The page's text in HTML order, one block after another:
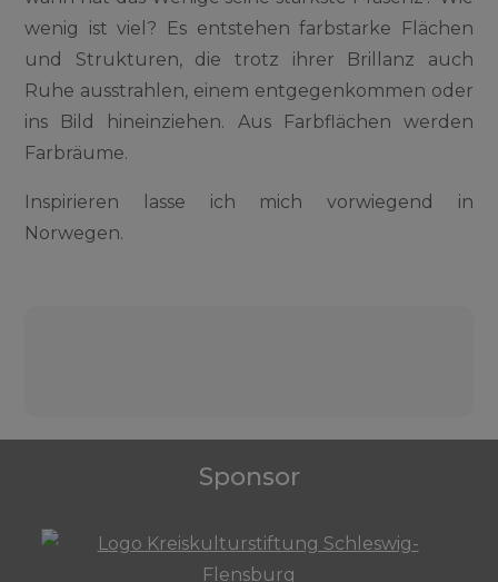
wenig ist viel? Es entstehen farbstarke Flächen
und Strukturen, die trotz ihrer Brillanz auch
Ruhe ausstrahlen, einem entgegenkommen oder
ins Bild hineinziehen. Aus Farbflächen werden
Farbräume.
Inspirieren lasse ich mich vorwiegend in
Norwegen.
Sponsor